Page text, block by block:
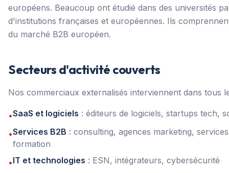
européens. Beaucoup ont étudié dans des universités
d'institutions françaises et européennes. Ils
du marché B2B européen.
Secteurs d'activité couverts
Nos commerciaux externalisés interviennent dans tous
•SaaS et logiciels : éditeurs de logiciels, startups tech,
•Services B2B : consulting, agences marketing,
formation
•IT et technologies : ESN, intégrateurs, cybersécurité